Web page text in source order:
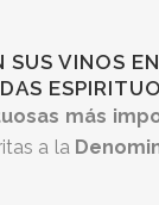
VINOS
más
a la